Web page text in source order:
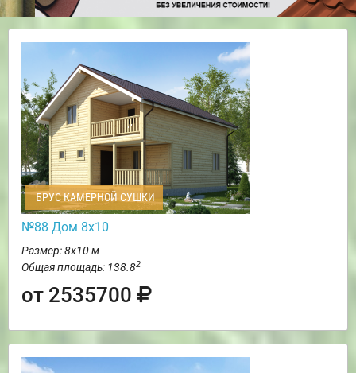
БРУС КАМЕРНОЙ СУШКИ
№88 Дом 8х10
Размер: 8х10 м
Общая площадь: 138.82
от 2535700